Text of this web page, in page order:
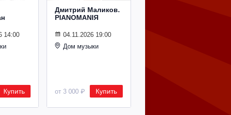
14:00
Купить
Дмитрий Маликов.
PIANOMANIЯ
04.11.2026 19:00
Дом музыки
от 3 000 ₽ Купить